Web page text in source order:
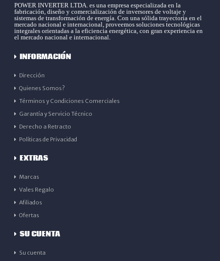
POWER INVERTER LTDA. es una empresa especializada en la
fabricación, diseño y comercialización de inversores de voltaje y
sistemas de transformación de energía. Con una sólida trayectoria en el
mercado nacional e internacional, proveemos soluciones tecnológicas
integrales orientadas a la eficiencia energética, con gran experiencia en
el mercado nacional e internacional.
INFORMACIÓN
Dirección
Quienes Somos?
Términos y Condiciones Comerciales
Garantía y Servicio Técnico
Derecho a Retracto
Políticas de Privacidad
EXTRAS
Marcas
Vales Regalo
Afiliados
Ofertas
SU CUENTA
Su cuenta